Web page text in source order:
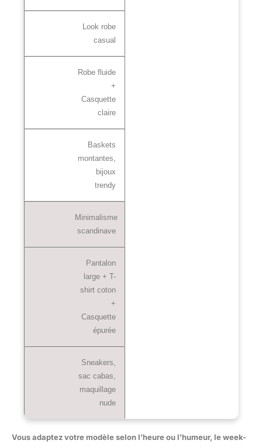
Look robe
casual
Robe fluide
+
Casquette
claire
Baskets
montantes,
bijoux
trendy
Minimalisme
scandinave
Pantalon
large + T-
shirt coton
+
Casquette
épurée
Sneakers,
sac cabas,
maquillage
nude
Vous adaptez votre modèle selon l’heure ou l’humeur, le week-